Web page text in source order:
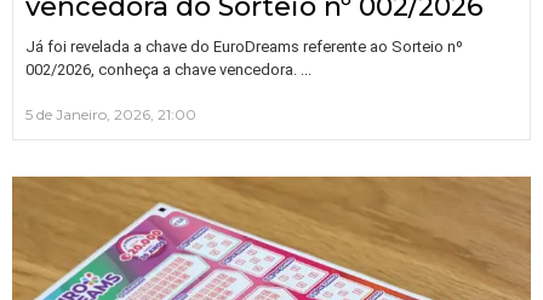
Já foi revelada a chave do EuroDreams referente ao Sorteio nº
002/2026, conheça a chave vencedora.
5 de Janeiro, 2026, 21:00